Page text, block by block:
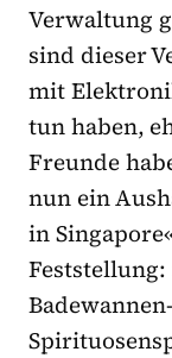
Verwaltung
sind dieser
mit
tun haben,
Freunde
nun ein
in